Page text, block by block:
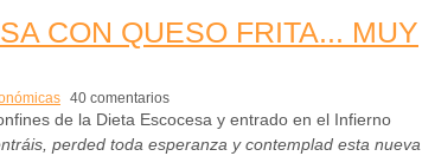
CON QUESO FRITA... MUY
40 comentarios
de la Dieta Escocesa y entrado en el Infierno
perded toda esperanza y contemplad esta nueva